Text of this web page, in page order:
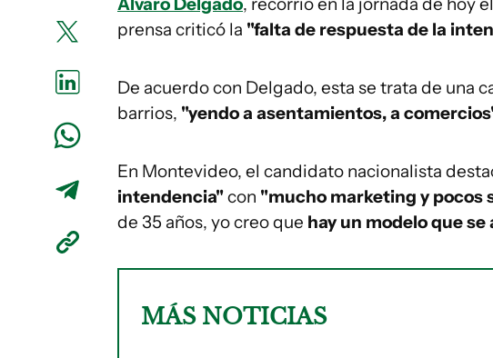
prensa criticó la "falta de respuesta de la
De acuerdo con Delgado, esta se trata de una
barrios, "yendo a asentamientos, a
En Montevideo, el candidato nacionalista
intendencia"con "mucho marketing y pocos
de 35 años, yo creo que hay un modelo que se
MÁS NOTICIAS